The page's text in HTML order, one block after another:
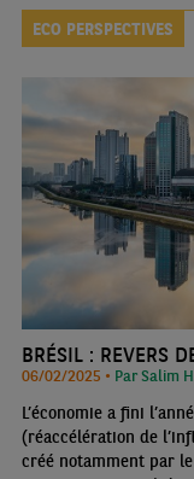
monétaire très
brésilienne tardent à
ECO PERSPECTIVES
BRÉSIL : REVERS
06/02/2025 • Par Salim
L’économie a fini
(réaccélération de
créé notamment par